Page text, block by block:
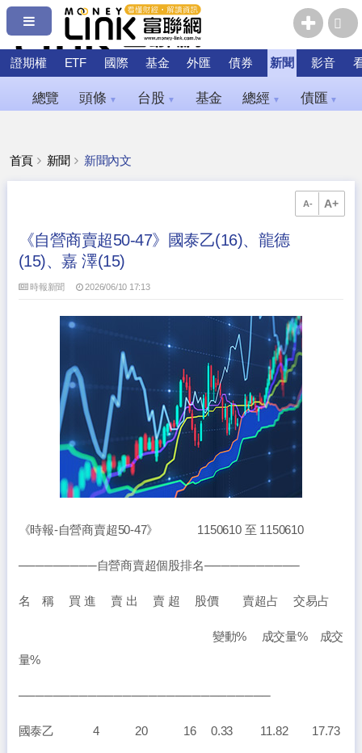
證期權 ETF 國際 基金 外匯 債券 新聞 影音
總覽 頭條 ▼ 台股 ▼ 基金 總經 ▼ 債匯 ▼
首頁 新聞 新聞內文
A- A+
《自營商賣超50-47》國泰乙(16)、龍德
(15)、嘉 澤(15)
時報新聞 2026/06/10 17:13
《時報-自營商賣超50-47》 1150610 至 1150610
─────────自營商賣超個股排名───────────
名 稱 買 進 賣 出 賣 超 股價 賣超占 交易占
變動% 成交量% 成交
量%
─────────────────────────────
國泰乙 4 20 16 0.33 11.82 17.73